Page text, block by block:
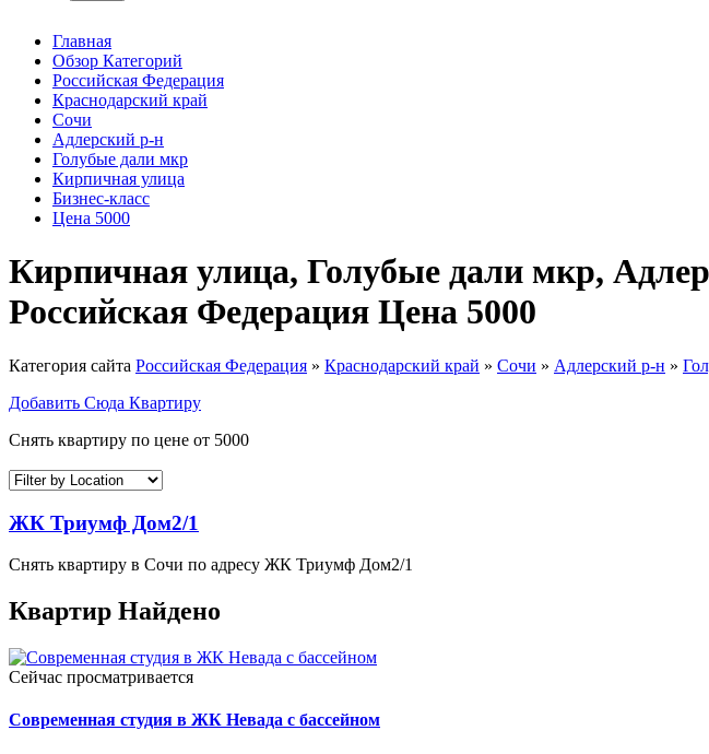
Главная
Обзор Категорий
Российская Федерация
Краснодарский край
Сочи
Адлерский р-н
Голубые дали мкр
Кирпичная улица
Бизнес-класс
Цена 5000
Кирпичная улица, Голубые дали мкр,
Российская Федерация Цена 5000
Категория сайта Российская Федерация » Краснодарский край » Сочи » Адлерский р-н »
Добавить Сюда Квартиру
Снять квартиру по цене от 5000
ЖК Триумф Дом2/1
Снять квартиру в Сочи по адресу ЖК Триумф Дом2/1
Квартир Найдено
Сейчас просматривается
Современная студия в ЖК Невада с бассейном